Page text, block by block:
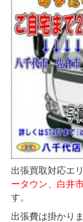
出張買取対応エ
ータウン、白井
す。
出張費は掛かり